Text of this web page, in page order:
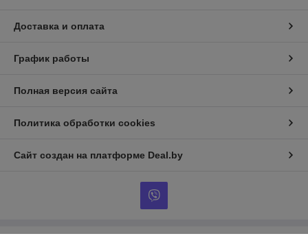
Доставка и оплата
График работы
Полная версия сайта
Политика обработки cookies
Сайт создан на платформе Deal.by